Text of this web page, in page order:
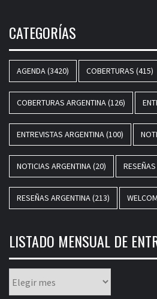
CATEGORÍAS
AGENDA(3420) COBERTURAS (415)
COBERTURAS ARGENTINA(126)
ENTREVISTAS ARGENTINA(100)
NOTICIAS ARGENTINA(20) RESEÑAS
RESEÑAS ARGENTINA(213)
LISTADO MENSUAL DE
mensual